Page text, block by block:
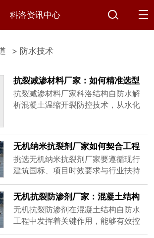
科洛资讯中心
> 防水技术
抗裂减渗材料厂家：如何精准选型
避免混凝土温缩开裂
抗裂减渗材料厂家科洛结构自防水解
析混凝土温缩开裂防控技术，从水化
无机纳米抗裂剂厂家如何契合工程
时效与行业标准政策
挑选无机纳米抗裂剂厂家要遵循现行
建筑国标、项目时效要求与行业扶持
政策，本文围绕防水材料新规、材料
检测时效、施工窗口期、行业准入政
策展开讲解，为基建、水利、地下工
程采购筛选厂家提供标准化参考。
无机抗裂防渗剂厂家：混凝土结构
自防水技术合规应用指南
无机抗裂防渗剂在混凝土结构自防水
工程中发挥着关键作用，能够有效控